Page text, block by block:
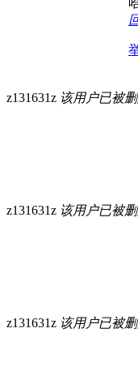
z131631z 该用户已被
z131631z 该用户已被
z131631z 该用户已被